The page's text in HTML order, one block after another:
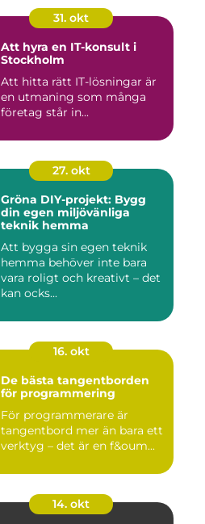
31. okt
Att hyra en IT-konsult i
Stockholm
Att hitta rätt IT-lösningar är
en utmaning som många
företag står in...
27. okt
Gröna DIY-projekt: Bygg
din egen miljövänliga
teknik hemma
Att bygga sin egen teknik
hemma behöver inte bara
vara roligt och kreativt – det
kan ocks...
16. okt
De bästa tangentborden
för programmering
För programmerare är
tangentbord mer än bara ett
verktyg – det är en f&oum...
14. okt